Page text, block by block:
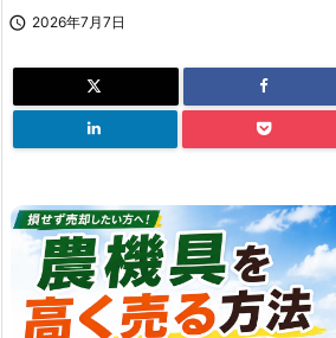
 2026年7月7日